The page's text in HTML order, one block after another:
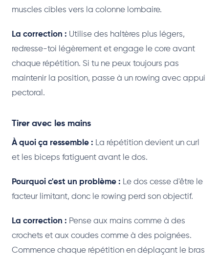
muscles cibles vers la colonne lombaire.
La correction : Utilise des haltères plus légers,
redresse-toi légèrement et engage le core avant
chaque répétition. Si tu ne peux toujours pas
maintenir la position, passe à un rowing avec appui
pectoral.
Tirer avec les mains
À quoi ça ressemble : La répétition devient un curl
et les biceps fatiguent avant le dos.
Pourquoi c'est un problème : Le dos cesse d'être le
facteur limitant, donc le rowing perd son objectif.
La correction : Pense aux mains comme à des
crochets et aux coudes comme à des poignées.
Commence chaque répétition en déplaçant le bras